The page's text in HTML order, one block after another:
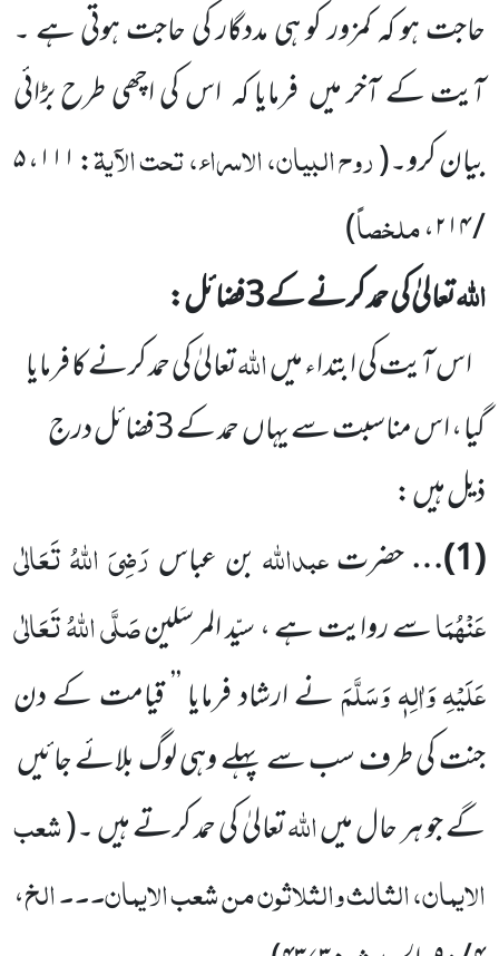
حاجت ہو کہ کمزور کو ہی مددگار کی حاجت ہوتی ہے ۔
آیت کے آخر میں فرمایا کہاس کی اچھی طرح بڑائی
بیان کرو۔(روح البیان، الاسراء، تحت الآیۃ:۱۱۱،۵
/ ۲۱۴
،ملخصاً)
اللّٰہتعالیٰ کی حمد کرنے کے3فضائل:
اس آیت کی ابتداء میںاللّٰہتعالیٰ کی حمد کرنے کا فرمایا
گیا ، اس مناسبت سے یہاںحمد کے3فضائل درج
ذیل ہیں :
(
1
)…حضرتعبداللّٰہبن عباسرَضِیَ اللّٰہُ تَعَالٰی
عَنْہُمَاسے روایت ہے ، سیّد المرسَلینصَلَّی اللّٰہُ تَعَالٰی
عَلَیْہِ وَاٰلِہٖ وَسَلَّمَنےارشاد فرمایا ’’ قیامت کے دن
جنت کی طرف سب سے پہلے وہی لوگ بلائے جائیں
گے جو ہر حال میںاللّٰہتعالیٰ کی حمدکرتے ہیں ۔(شعب
الایمان، الثالث والثلاثون من شعب الایمان۔۔۔ الخ،